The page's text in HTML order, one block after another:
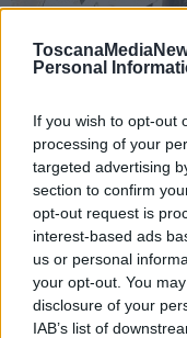
Personal
If you wish to opt-out
processing of your
targeted advertising
section to confirm
opt-out request is
interest-based ads
us or personal
your opt-out. You
disclosure of your
IAB’s list of
Dopo l'incidente
procura di Lucca ha
ALTOPASCIO —
La
omicidio colpososulla
di Pescia deceduto in
ieri, martedì 26 Maggio,
Secondo una prima
stato travolto da una